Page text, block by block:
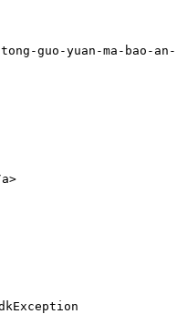
guo-yuan-ma-bao-an-